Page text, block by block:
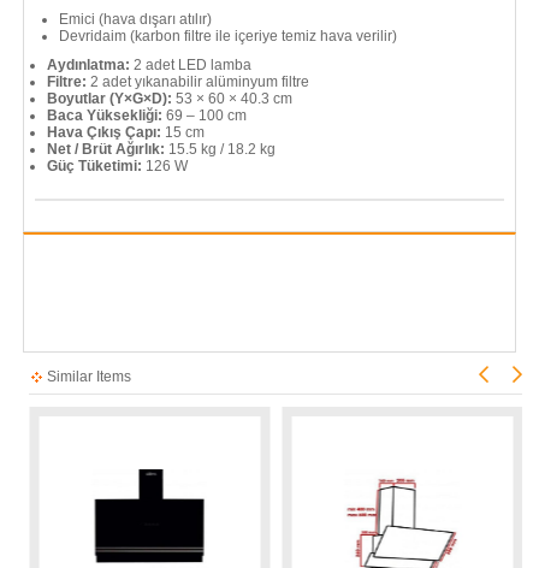
Emici (hava dışarı atılır)
Devridaim (karbon filtre ile içeriye temiz hava verilir)
Aydınlatma: 2 adet LED lamba
Filtre: 2 adet yıkanabilir alüminyum filtre
Boyutlar (Y×G×D): 53 × 60 × 40.3 cm
Baca Yüksekliği: 69 – 100 cm
Hava Çıkış Çapı: 15 cm
Net / Brüt Ağırlık: 15.5 kg / 18.2 kg
Güç Tüketimi: 126 W
Similar Items